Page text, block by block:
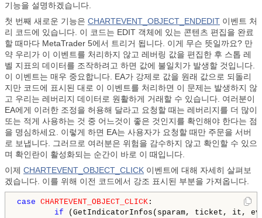
기능을 설명하겠습니다.
첫 번째 새로운 기능은 CHARTEVENT_OBJECT_ENDEDIT 이벤트 처
리 코드에 있습니다. 이 코드는 EDIT 객체에 있는 콘텐츠 편집을 완료
할 때마다 MetaTrader 5에서 트리거 됩니다. 이게 무슨 뜻일까요? 만
약 우리가 이 이벤트를 처리하지 않고 레버링 값을 편집한 후 스톱 레
벨 지표의 데이터를 조작하려고 하면 값에 불일치가 발생할 것입니다.
이 이벤트는 매우 중요합니다. EA가 강제로 값을 원래 값으로 되돌리
지만 코드에 표시된 대로 이 이벤트를 처리하면 이 문제는 발생하지 않
고 우리는 레버리지 데이터로 원활하게 거래할 수 있습니다. 여러분이
EA에게 이러한 조정을 허용해 달라고 요청할 때는 레버리지를 더 많이
또는 적게 사용하는 것 중 어느것이 좋은 것인지를 확인해야 한다는 점
을 명심하세요. 이렇게 하면 EA는 사용자가 요청할 때만 주문을 서버
로 보냅니다. 그러므로 여러분은 위험을 감수하지 않고 확인할 수 있으
며 확인란이 활성화되는 순간이 바로 이 때입니다.
이제 CHARTEVENT_OBJECT_CLICK 이벤트에 대해 자세히 살펴보
겠습니다. 이를 위해 이전 코드에서 강조 표시된 부분을 가져옵니다.
case CHARTEVENT_OBJECT_CLICK :
if (GetIndicatorInfos(sparam, ticket, it,